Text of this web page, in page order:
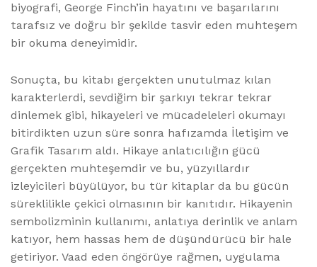
biyografi, George Finch’in hayatını ve başarılarını
tarafsız ve doğru bir şekilde tasvir eden muhteşem
bir okuma deneyimidir.
Sonuçta, bu kitabı gerçekten unutulmaz kılan
karakterlerdi, sevdiğim bir şarkıyı tekrar tekrar
dinlemek gibi, hikayeleri ve mücadeleleri okumayı
bitirdikten uzun süre sonra hafızamda İletişim ve
Grafik Tasarım aldı. Hikaye anlatıcılığın gücü
gerçekten muhteşemdir ve bu, yüzyıllardır
izleyicileri büyülüyor, bu tür kitaplar da bu gücün
süreklilikle çekici olmasının bir kanıtıdır. Hikayenin
sembolizminin kullanımı, anlatıya derinlik ve anlam
katıyor, hem hassas hem de düşündürücü bir hale
getiriyor. Vaad eden öngörüye rağmen, uygulama